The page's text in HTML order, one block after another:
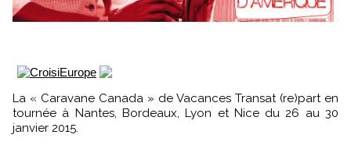
La « Caravane Canada » de Vacances Transat (re)part en
tournée à Nantes, Bordeaux, Lyon et Nice du 26 au 30
janvier 2015.